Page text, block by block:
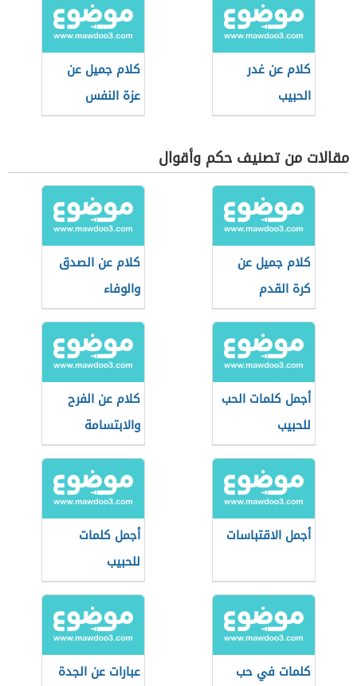
كلام عن غدر
الحبيب
كلام جميل عن
عزة النفس
مقالات من تصنيف حكم وأقوال
كلام جميل عن
كرة القدم
كلام عن الصدق
والوفاء
أجمل كلمات الحب
للحبيب
كلام عن الفرح
والابتسامة
أجمل الاقتباسات
أجمل كلمات
للحبيب
كلمات في حب
عبارات عن الجدة